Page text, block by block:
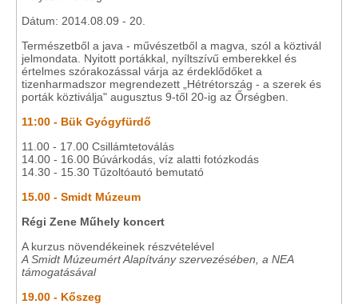
Dátum: 2014.08.09 - 20.
Természetből a java - művészetből a magva, szól a köztivál
jelmondata. Nyitott portákkal, nyíltszívű emberekkel és
értelmes szórakozással várja az érdeklődőket a
tizenharmadszor megrendezett „Hétrétország - a szerek és
porták köztiválja" augusztus 9-től 20-ig az Őrségben.
11:00 - Bük Gyógyfürdő
11.00 - 17.00 Csillámtetoválás
14.00 - 16.00 Búvárkodás, víz alatti fotózkodás
14.30 - 15.30 Tűzoltóautó bemutató
15.00 - Smidt Múzeum
Régi Zene Műhely koncert
A kurzus növendékeinek részvételével
A Smidt Múzeumért Alapítvány szervezésében, a NEA
támogatásával
19.00 - Kőszeg